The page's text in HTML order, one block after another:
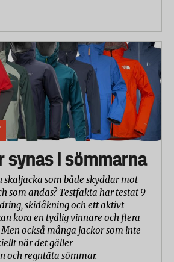
synas i sömmarna
skaljacka som både skyddar mot
som andas? Testfakta har testat 9
skidåkning och ett aktivt
kora en tydlig vinnare och flera
också många jackor som inte
när det gäller
och regntäta sömmar.